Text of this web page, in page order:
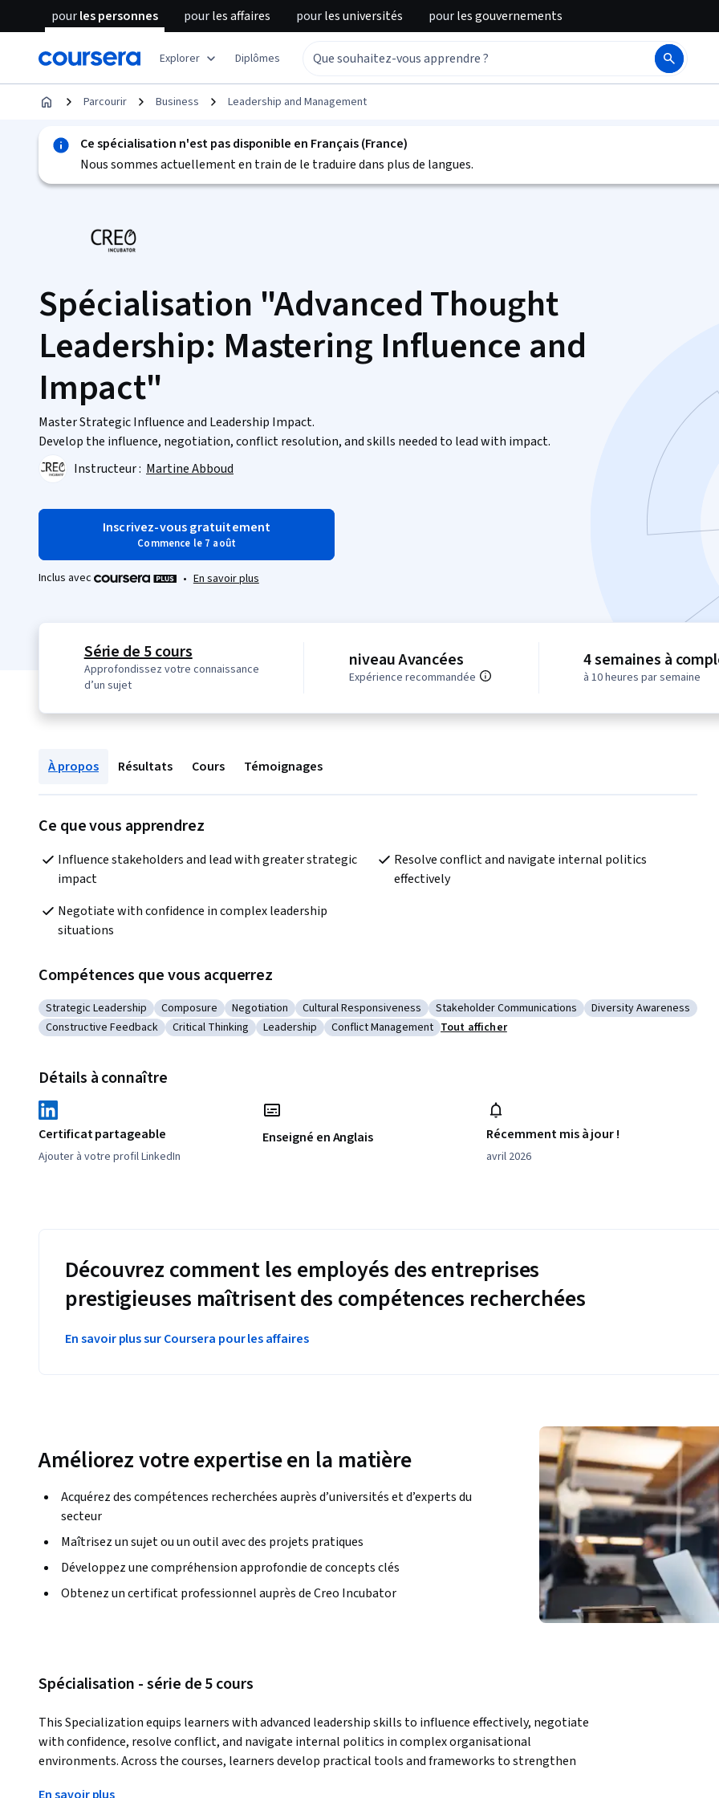
pourles personnes pourles affaires pourles universités pourles gouvernements
Explorer Diplômes
Parcourir Business Leadership and Management
Ce spécialisation n'est pas disponible en Français (France)
Nous sommes actuellement en train de le traduire dans plus de langues.
Spécialisation "Advanced Thought
Leadership: Mastering Influence and
Impact"
Master Strategic Influence and Leadership Impact.
Develop the influence, negotiation, conflict resolution, and skills needed to lead with impact.
Instructeur : Martine Abboud
Inscrivez-vous gratuitement
Commence le 7 août
Inclus avec • En savoir plus
Série de 5 cours
Approfondissez votre connaissance
d’un sujet
niveau Avancées
Expérience recommandée
4 semaines à
à 10 heures par semaine
À propos Résultats Cours Témoignages
Ce que vous apprendrez
Influence stakeholders and lead with greater strategic
impact
Resolve conflict and navigate internal politics
effectively
Negotiate with confidence in complex leadership
situations
Compétences que vous acquerrez
Catégorie : Strategic Leadership
Strategic Leadership Catégorie : Composure
Composure Catégorie : Negotiation
Negotiation Catégorie : Cultural Responsiveness
Cultural Responsiveness Catégorie : Stakeholder Communications
Stakeholder Communications Catégorie : Diversity
Diversity Awareness
Catégorie : Constructive Feedback
Constructive Feedback Catégorie : Critical Thinking
Critical Thinking Catégorie : Leadership
Leadership Catégorie : Conflict Management
Conflict Management Tout afficher
Détails à connaître
Certificat partageable
Ajouter à votre profil LinkedIn
Enseigné en Anglais Récemment mis à jour !
avril 2026
Découvrez comment les employés des entreprises
prestigieuses maîtrisent des compétences recherchées
En savoir plus sur Coursera pour les affaires
Améliorez votre expertise en la matière
Acquérez des compétences recherchées auprès d’universités et d’experts du
secteur
Maîtrisez un sujet ou un outil avec des projets pratiques
Développez une compréhension approfondie de concepts clés
Obtenez un certificat professionnel auprès de Creo Incubator
Spécialisation - série de 5 cours
This Specialization equips learners with advanced leadership skills to influence effectively, negotiate
with confidence, resolve conflict, and navigate internal politics in complex organisational
environments. Across the courses, learners develop practical tools and frameworks to strengthen